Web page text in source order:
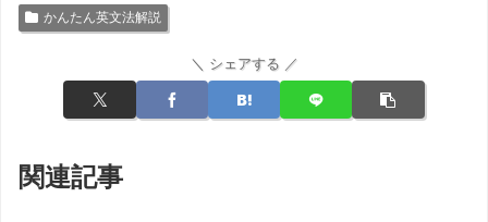
かんたん英文法解説
＼ シェアする ／
関連記事